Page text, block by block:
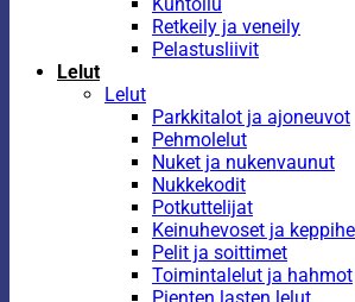
Retkeily ja veneily
Pelastusliivit
Lelut
Lelut
Parkkitalot ja ajoneuvot
Pehmolelut
Nuket ja nukenvaunut
Nukkekodit
Potkuttelijat
Keinuhevoset ja
Pelit ja soittimet
Toimintalelut ja hahmot